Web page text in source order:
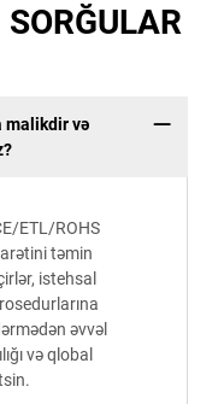
malikdir və
ETL/ROHS
təmin
istehsal
əvvəl
və qlobal